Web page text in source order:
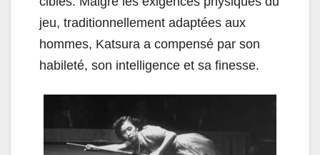
jeu, traditionnellement adaptées aux
hommes, Katsura a compensé par son
habileté, son intelligence et sa finesse.